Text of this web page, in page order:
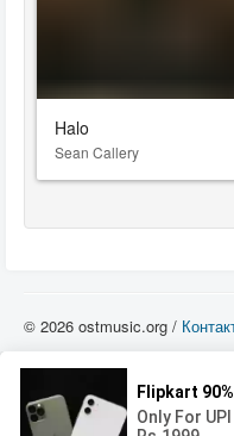
Halo
Sean Callery
© 2026 ostmusic.org /
можете использовать такие
использование производится с